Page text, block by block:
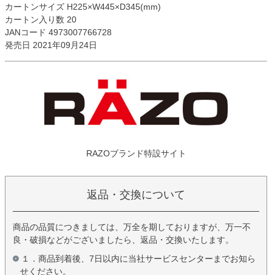
カートンサイズ H225×W445×D345(mm)
カートン入り数 20
JANコード 4973007766728
発売日 2021年09月24日
RAZOブランド特設サイト
返品・交換について
商品の品質につきましては、万全を期しておりますが、万一不
良・破損などがございましたら、返品・交換いたします。
１．商品到着後、7日以内に当社サービスセンターまでお知ら
せください。